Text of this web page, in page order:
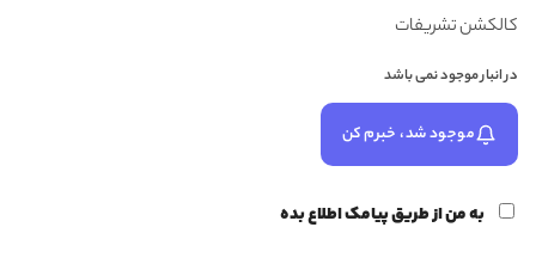
کالکشن تشریفات
در انبار موجود نمی باشد
موجود شد، خبرم کن
به من از طریق پیامک اطلاع بده